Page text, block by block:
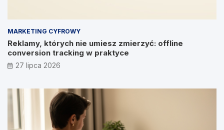
MARKETING CYFROWY
Reklamy, których nie umiesz zmierzyć: offline
conversion tracking w praktyce
27 lipca 2026